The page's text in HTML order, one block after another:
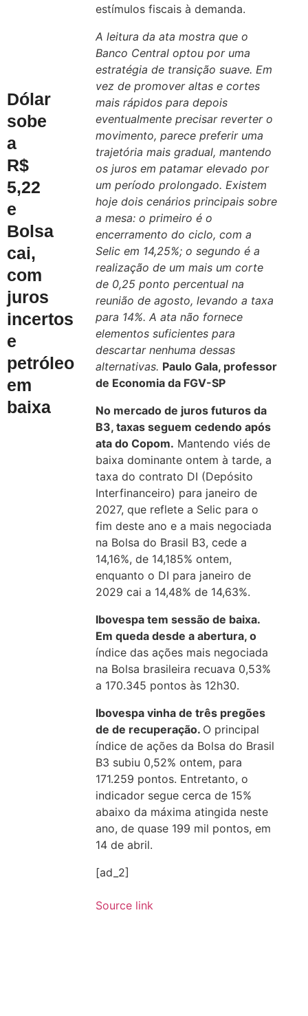
Dólar
sobe
a
R$
5,22
e
Bolsa
cai,
com
juros
incertos
e
petróleo
em
baixa
estímulos fiscais à demanda.
A leitura da ata mostra que o
Banco Central optou por uma
estratégia de transição suave. Em
vez de promover altas e cortes
mais rápidos para depois
eventualmente precisar reverter o
movimento, parece preferir uma
trajetória mais gradual, mantendo
os juros em patamar elevado por
um período prolongado. Existem
hoje dois cenários principais sobre
a mesa: o primeiro é o
encerramento do ciclo, com a
Selic em 14,25%; o segundo é a
realização de um mais um corte
de 0,25 ponto percentual na
reunião de agosto, levando a taxa
para 14%. A ata não fornece
elementos suficientes para
descartar nenhuma dessas
alternativas. Paulo Gala, professor
de Economia da FGV-SP
No mercado de juros futuros da
B3, taxas seguem cedendo após
ata do Copom. Mantendo viés de
baixa dominante ontem à tarde, a
taxa do contrato DI (Depósito
Interfinanceiro) para janeiro de
2027, que reflete a Selic para o
fim deste ano e a mais negociada
na Bolsa do Brasil B3, cede a
14,16%, de 14,185% ontem,
enquanto o DI para janeiro de
2029 cai a 14,48% de 14,63%.
Ibovespa tem sessão de baixa.
Em queda desde a abertura, o
índice das ações mais negociada
na Bolsa brasileira recuava 0,53%
a 170.345 pontos às 12h30.
Ibovespa vinha de três pregões
de de recuperação. O principal
índice de ações da Bolsa do Brasil
B3 subiu 0,52% ontem, para
171.259 pontos. Entretanto, o
indicador segue cerca de 15%
abaixo da máxima atingida neste
ano, de quase 199 mil pontos, em
14 de abril.
[ad_2]
Source link